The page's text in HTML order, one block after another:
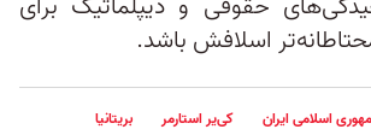
اسلافش باشد.
اسلامی ایران کی‌یر استارمر
بریتانیا